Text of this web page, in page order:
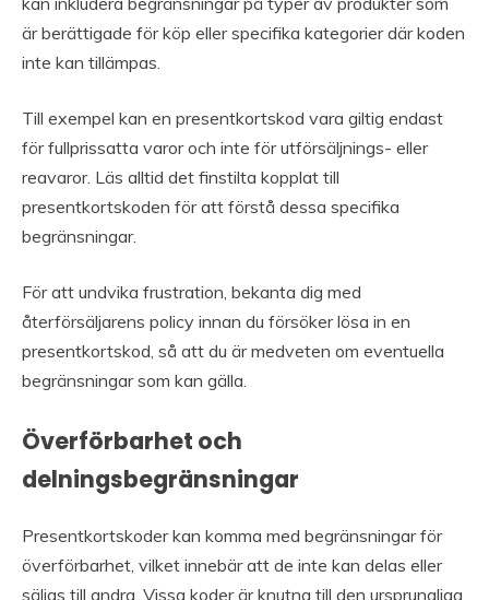
är berättigade för köp eller specifika kategorier där koden
inte kan tillämpas.
Till exempel kan en presentkortskod vara giltig endast
för fullprissatta varor och inte för utförsäljnings- eller
reavaror. Läs alltid det finstilta kopplat till
presentkortskoden för att förstå dessa specifika
begränsningar.
För att undvika frustration, bekanta dig med
återförsäljarens policy innan du försöker lösa in en
presentkortskod, så att du är medveten om eventuella
begränsningar som kan gälla.
Överförbarhet och
delningsbegränsningar
Presentkortskoder kan komma med begränsningar för
överförbarhet, vilket innebär att de inte kan delas eller
säljas till andra. Vissa koder är knutna till den ursprungliga